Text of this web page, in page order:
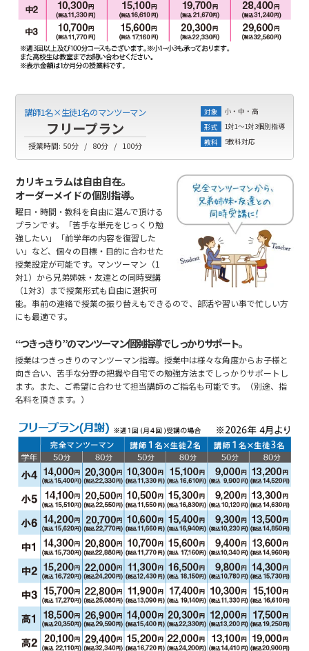
講師1名×生徒1名のマンツーマン
フリープラン
授業時間: 50分 80分 100分
対象
小・中・高
形式
1対1～1対3個別指導
教科
5教科対応
カリキュラムは自由自在。
オーダーメイドの個別指導。
曜日・時間・教科を自由に選んで頂ける
プランです。「苦手な単元をじっくり勉
強したい」「前学年の内容を復習した
い」など、個々の目標・目的に合わせた
授業設定が可能です。マンツーマン（1
対1）から兄弟姉妹・友達との同時受講
（1対3）まで授業形式も自由に選択可
能。事前の連絡で授業の振り替えもできるので、部活や習い事で忙しい方
にも最適です。
“つきっきり”のマンツーマン個別指導でしっかりサポート。
授業はつきっきりのマンツーマン指導。授業中は様々な角度からお子様と
向き合い、苦手な分野の把握や自宅での勉強方法までしっかりサポートし
ます。また、ご希望に合わせて担当講師のご指名も可能です。（別途、指
名料を頂きます。）